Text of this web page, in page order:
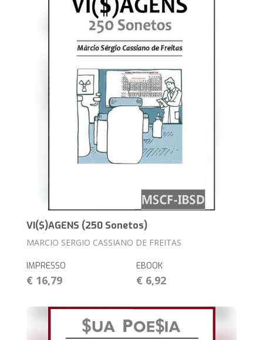
VI($)AGENS (250 Sonetos)
MARCIO SERGIO CASSIANO DE FREITAS
IMPRESSO
€ 16,79
EBOOK
€ 6,92